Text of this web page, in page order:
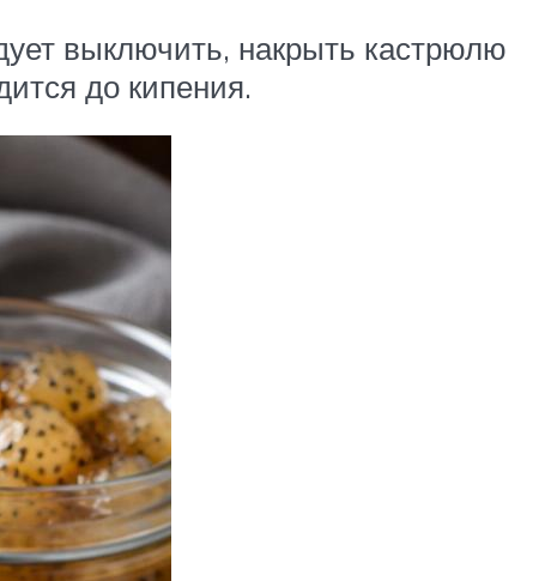
выключить, накрыть кастрюлю
до кипения.